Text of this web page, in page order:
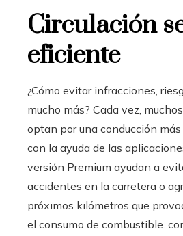
Circulación
eficiente
¿Cómo evitar infracciones,
mucho más? Cada vez,
optan por una conducción
con la ayuda de las
versión Premium ayudan a
accidentes en la carretera o
próximos kilómetros que
el consumo de combustible.